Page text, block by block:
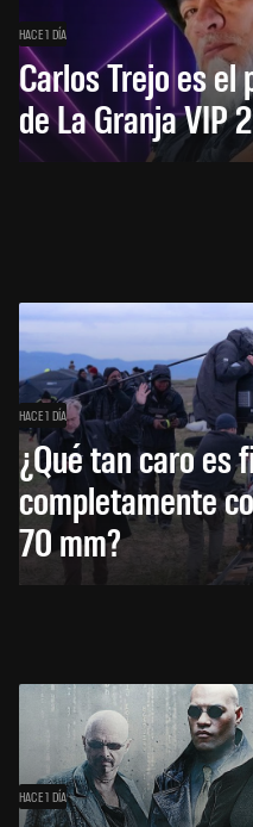
HACE 1 DÍA
Carlos Trejo es
de La Granja VIP 2
HACE 1 DÍA
¿Qué tan caro es
completamente
70 mm?
HACE 1 DÍA